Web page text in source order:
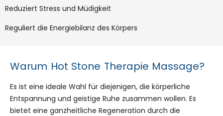
Reduziert Stress und Müdigkeit
Reguliert die Energiebilanz des Körpers
Warum Hot Stone Therapie Massage?
Es ist eine ideale Wahl für diejenigen, die körperliche
Entspannung und geistige Ruhe zusammen wollen. Es
bietet eine ganzheitliche Regeneration durch die